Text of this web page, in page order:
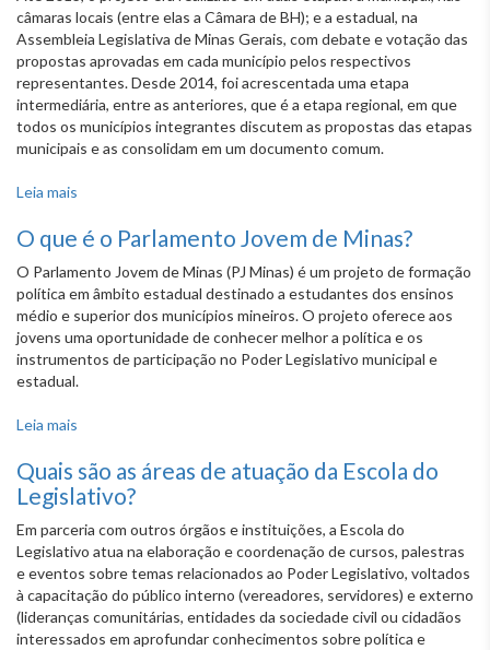
câmaras locais (entre elas a Câmara de BH); e a estadual, na
Assembleia Legislativa de Minas Gerais, com debate e votação das
propostas aprovadas em cada município pelos respectivos
representantes. Desde 2014, foi acrescentada uma etapa
intermediária, entre as anteriores, que é a etapa regional, em que
todos os municípios integrantes discutem as propostas das etapas
municipais e as consolidam em um documento comum.
Leia mais
O que é o Parlamento Jovem de Minas?
O Parlamento Jovem de Minas (PJ Minas) é um projeto de formação
política em âmbito estadual destinado a estudantes dos ensinos
médio e superior dos municípios mineiros. O projeto oferece aos
jovens uma oportunidade de conhecer melhor a política e os
instrumentos de participação no Poder Legislativo municipal e
estadual.
Leia mais
Quais são as áreas de atuação da Escola do
Legislativo?
Em parceria com outros órgãos e instituições, a Escola do
Legislativo atua na elaboração e coordenação de cursos, palestras
e eventos sobre temas relacionados ao Poder Legislativo, voltados
à capacitação do público interno (vereadores, servidores) e externo
(lideranças comunitárias, entidades da sociedade civil ou cidadãos
interessados em aprofundar conhecimentos sobre política e